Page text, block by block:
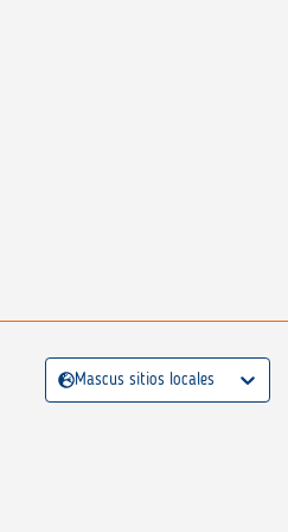
Mascus sitios locales